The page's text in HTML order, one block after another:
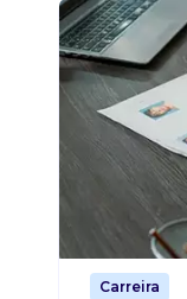
Carreira